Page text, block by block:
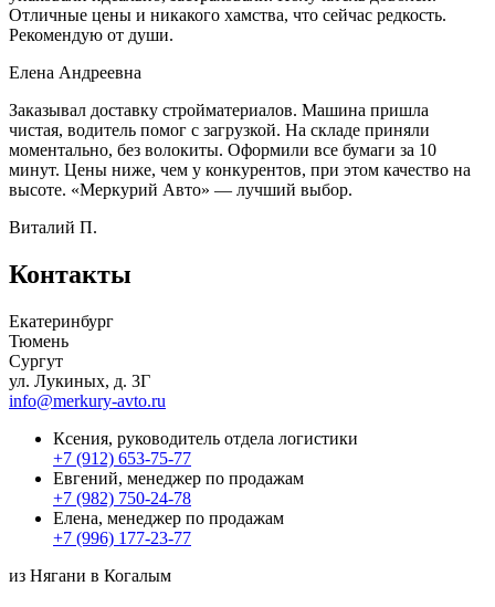
Отличные цены и никакого хамства, что сейчас редкость.
Рекомендую от души.
Елена Андреевна
Заказывал доставку стройматериалов. Машина пришла
чистая, водитель помог с загрузкой. На складе приняли
моментально, без волокиты. Оформили все бумаги за 10
минут. Цены ниже, чем у конкурентов, при этом качество на
высоте. «Меркурий Авто» — лучший выбор.
Виталий П.
Контакты
Екатеринбург
Тюмень
Сургут
ул. Лукиных, д. 3Г
info@merkury-avto.ru
Ксения, руководитель отдела логистики
+7 (912) 653-75-77
Евгений, менеджер по продажам
+7 (982) 750-24-78
Елена, менеджер по продажам
+7 (996) 177-23-77
из Нягани в Когалым